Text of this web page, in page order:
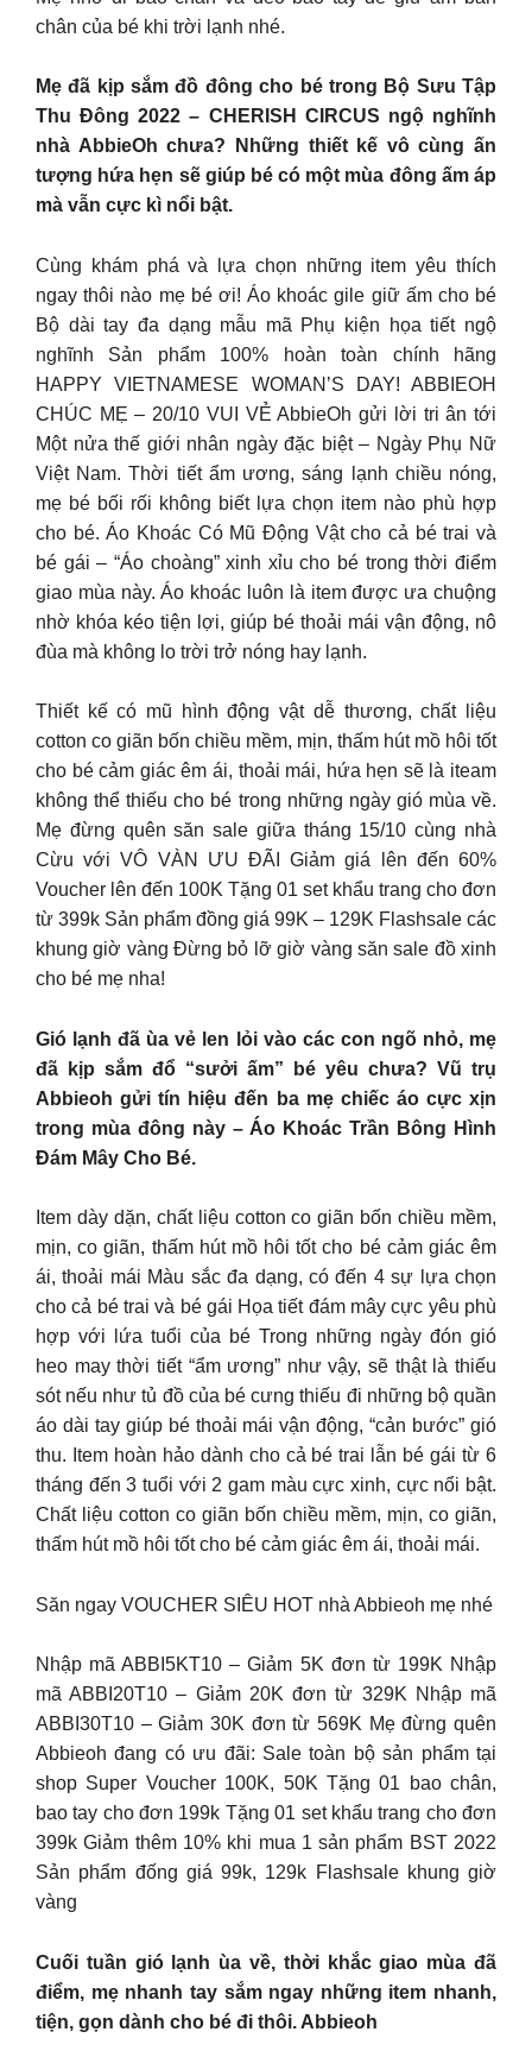
chân của bé khi trời lạnh nhé.
Mẹ đã kịp sắm đồ đông cho bé trong Bộ Sưu Tập
Thu Đông 2022 – CHERISH CIRCUS ngộ nghĩnh
nhà AbbieOh chưa? Những thiết kế vô cùng ấn
tượng hứa hẹn sẽ giúp bé có một mùa đông ấm áp
mà vẫn cực kì nổi bật.
Cùng khám phá và lựa chọn những item yêu thích
ngay thôi nào mẹ bé ơi! Áo khoác gile giữ ấm cho bé
Bộ dài tay đa dạng mẫu mã Phụ kiện họa tiết ngộ
nghĩnh Sản phẩm 100% hoàn toàn chính hãng
HAPPY VIETNAMESE WOMAN’S DAY! ABBIEOH
CHÚC MẸ – 20/10 VUI VẺ AbbieOh gửi lời tri ân tới
Một nửa thế giới nhân ngày đặc biệt – Ngày Phụ Nữ
Việt Nam. Thời tiết ẩm ương, sáng lạnh chiều nóng,
mẹ bé bối rối không biết lựa chọn item nào phù hợp
cho bé. Áo Khoác Có Mũ Động Vật cho cả bé trai và
bé gái – “Áo choàng” xinh xỉu cho bé trong thời điểm
giao mùa này. Áo khoác luôn là item được ưa chuộng
nhờ khóa kéo tiện lợi, giúp bé thoải mái vận động, nô
đùa mà không lo trời trở nóng hay lạnh.
Thiết kế có mũ hình động vật dễ thương, chất liệu
cotton co giãn bốn chiều mềm, mịn, thấm hút mồ hôi tốt
cho bé cảm giác êm ái, thoải mái, hứa hẹn sẽ là iteam
không thể thiếu cho bé trong những ngày gió mùa về.
Mẹ đừng quên săn sale giữa tháng 15/10 cùng nhà
Cừu với VÔ VÀN ƯU ĐÃI Giảm giá lên đến 60%
Voucher lên đến 100K Tặng 01 set khẩu trang cho đơn
từ 399k Sản phẩm đồng giá 99K – 129K Flashsale các
khung giờ vàng Đừng bỏ lỡ giờ vàng săn sale đồ xinh
cho bé mẹ nha!
Gió lạnh đã ùa vẻ len lỏi vào các con ngõ nhỏ, mẹ
đã kịp sắm đổ “sưởi ấm” bé yêu chưa? Vũ trụ
Abbieoh gửi tín hiệu đến ba mẹ chiếc áo cực xịn
trong mùa đông này – Áo Khoác Trần Bông Hình
Đám Mây Cho Bé.
Item dày dặn, chất liệu cotton co giãn bốn chiều mềm,
mịn, co giãn, thấm hút mồ hôi tốt cho bé cảm giác êm
ái, thoải mái Màu sắc đa dạng, có đến 4 sự lựa chọn
cho cả bé trai và bé gái Họa tiết đám mây cực yêu phù
hợp với lứa tuổi của bé Trong những ngày đón gió
heo may thời tiết “ẩm ương” như vậy, sẽ thật là thiếu
sót nếu như tủ đồ của bé cưng thiếu đi những bộ quần
áo dài tay giúp bé thoải mái vận động, “cản bước” gió
thu. Item hoàn hảo dành cho cả bé trai lẫn bé gái từ 6
tháng đến 3 tuổi với 2 gam màu cực xinh, cực nổi bật.
Chất liệu cotton co giãn bốn chiều mềm, mịn, co giãn,
thấm hút mồ hôi tốt cho bé cảm giác êm ái, thoải mái.
Săn ngay VOUCHER SIÊU HOT nhà Abbieoh mẹ nhé
Nhập mã ABBI5KT10 – Giảm 5K đơn từ 199K Nhập
mã ABBI20T10 – Giảm 20K đơn từ 329K Nhập mã
ABBI30T10 – Giảm 30K đơn từ 569K Mẹ đừng quên
Abbieoh đang có ưu đãi: Sale toàn bộ sản phẩm tại
shop Super Voucher 100K, 50K Tặng 01 bao chân,
bao tay cho đơn 199k Tặng 01 set khẩu trang cho đơn
399k Giảm thêm 10% khi mua 1 sản phẩm BST 2022
Sản phẩm đống giá 99k, 129k Flashsale khung giờ
vàng
Cuối tuần gió lạnh ùa về, thời khắc giao mùa đã
điểm, mẹ nhanh tay sắm ngay những item nhanh,
tiện, gọn dành cho bé đi thôi. Abbieoh